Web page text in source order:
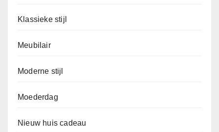
Klassieke stijl
Meubilair
Moderne stijl
Moederdag
Nieuw huis cadeau